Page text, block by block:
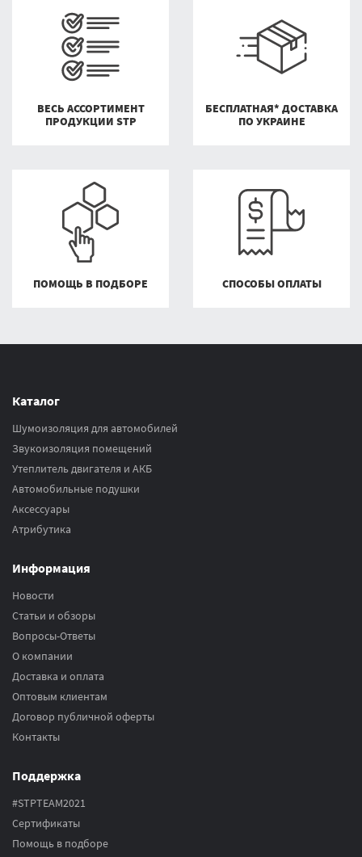
ВЕСЬ АССОРТИМЕНТ
ПРОДУКЦИИ STP
БЕСПЛАТНАЯ* ДОСТАВКА
ПО УКРАИНЕ
ПОМОЩЬ В ПОДБОРЕ СПОСОБЫ ОПЛАТЫ
Каталог
Шумоизоляция для автомобилей
Звукоизоляция помещений
Утеплитель двигателя и АКБ
Автомобильные подушки
Аксесcуары
Атрибутика
Информация
Новости
Статьи и обзоры
Вопросы-Ответы
О компании
Доставка и оплата
Оптовым клиентам
Договор публичной оферты
Контакты
Поддержка
#STPTEAM2021
Сертификаты
Помощь в подборе